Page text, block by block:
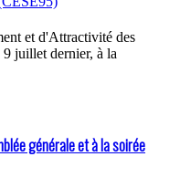
et d'Attractivité des
juillet dernier, à la
générale et à la soirée